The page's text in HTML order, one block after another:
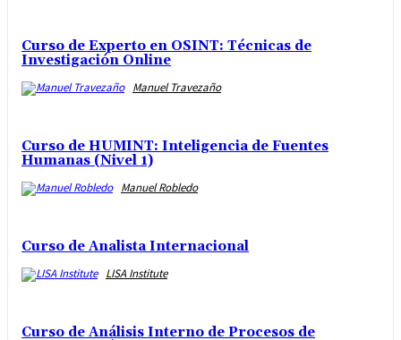
Curso de Experto en OSINT: Técnicas de
Investigación Online
Manuel Travezaño
Curso de HUMINT: Inteligencia de Fuentes
Humanas (Nivel 1)
Manuel Robledo
Curso de Analista Internacional
LISA Institute
Curso de Análisis Interno de Procesos de